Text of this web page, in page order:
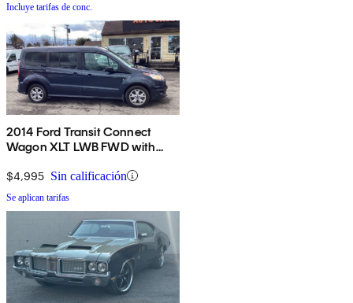
Incluye tarifas de conc.
2014 Ford Transit Connect
Wagon XLT LWB FWD with
$4,995 Sin calificación
Se aplican tarifas